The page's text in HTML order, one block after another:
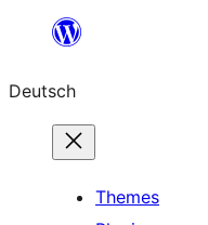
springen
Deutsch
Themes